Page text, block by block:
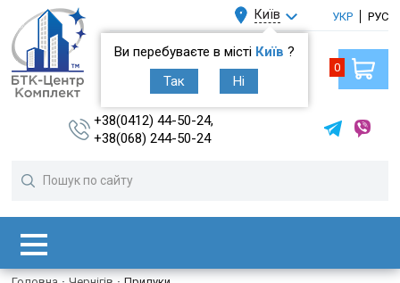
Київ
Ви перебуваєте в місті Київ ?
Так
Ні
УКР РУС
+38(0412) 44-50-24,
+38(068) 244-50-24
0